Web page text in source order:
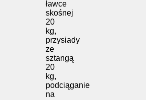
ławce
skośnej
20
kg,
przysiady
ze
sztangą
20
kg,
podciąganie
na